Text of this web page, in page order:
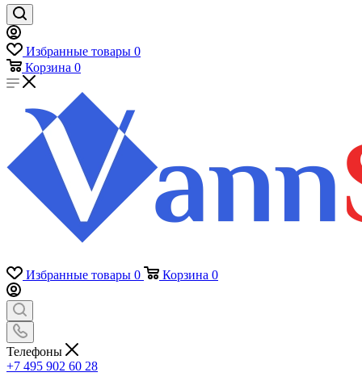
Избранные товары 0
Корзина 0
Избранные товары 0 Корзина 0
Телефоны
+7 495 902 60 28